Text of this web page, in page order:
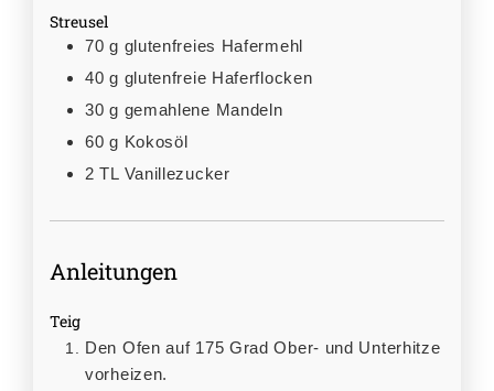
Streusel
70 g glutenfreies Hafermehl
40 g glutenfreie Haferflocken
30 g gemahlene Mandeln
60 g Kokosöl
2 TL Vanillezucker
Anleitungen
Teig
Den Ofen auf 175 Grad Ober- und Unterhitze
vorheizen.